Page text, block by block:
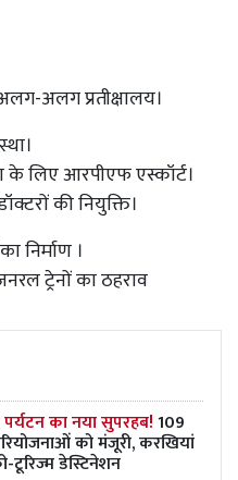
अलग प्रतीक्षालय।
के लिए आरपीएफ एस्कॉर्ट।
की नियुक्ति।
निर्माण ।
ट्रेनों का ठहराव
पर्यटन का नया सुपरहब!109
को मंजूरी, करखियां
टूरिज्म डेस्टिनेशन